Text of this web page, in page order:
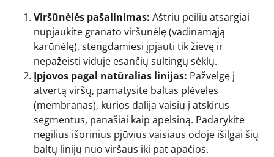
Viršūnėlės pašalinimas: Aštriu peiliu atsargiai
nupjaukite granato viršūnėlę (vadinamąją
karūnėlę), stengdamiesi įpjauti tik žievę ir
nepažeisti viduje esančių sultingų sėklų.
Įpjovos pagal natūralias linijas: Pažvelgę į
atvertą viršų, pamatysite baltas plėveles
(membranas), kurios dalija vaisių į atskirus
segmentus, panašiai kaip apelsiną. Padarykite
negilius išorinius pjūvius vaisiaus odoje išilgai šių
baltų linijų nuo viršaus iki pat apačios.